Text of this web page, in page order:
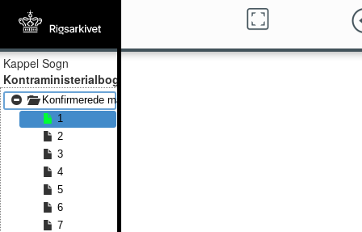
Kappel Sogn
Kontraministerialbog
Konfirmerede mænd 1841 - Konfirmerede mænd 1862
1
2
3
4
5
6
7